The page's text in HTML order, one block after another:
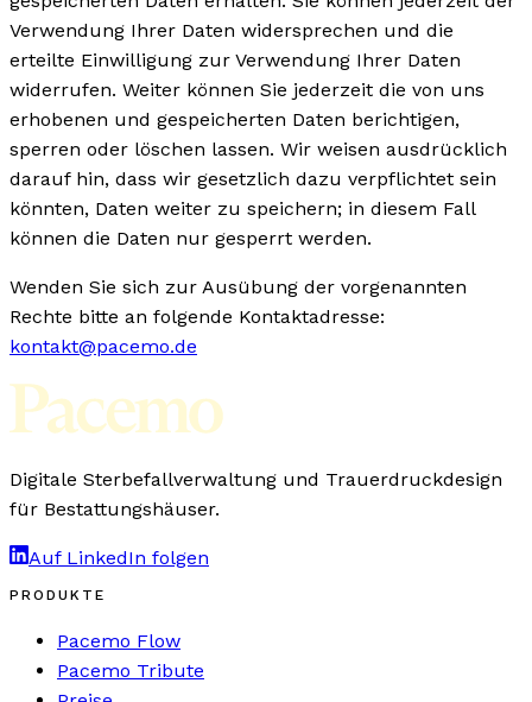
Verwendung Ihrer Daten widersprechen und die
erteilte Einwilligung zur Verwendung Ihrer Daten
widerrufen. Weiter können Sie jederzeit die von uns
erhobenen und gespeicherten Daten berichtigen,
sperren oder löschen lassen. Wir weisen ausdrücklich
darauf hin, dass wir gesetzlich dazu verpflichtet sein
könnten, Daten weiter zu speichern; in diesem Fall
können die Daten nur gesperrt werden.
Wenden Sie sich zur Ausübung der vorgenannten
Rechte bitte an folgende Kontaktadresse:
kontakt@pacemo.de
Digitale Sterbefallverwaltung und Trauerdruckdesign
für Bestattungshäuser.
Auf LinkedIn folgen
PRODUKTE
Pacemo Flow
Pacemo Tribute